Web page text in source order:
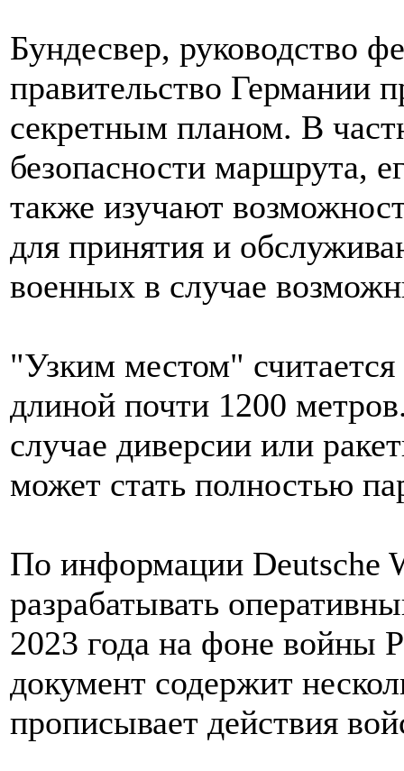
Бундесвер, руководство
правительство Германии
секретным планом. В
безопасности маршрута,
также изучают
для принятия и
военных в случае
"Узким местом"
длиной почти 1200
случае диверсии или
может стать полностью
По информации Deutsche
разрабатывать
2023 года на фоне войны
документ содержит
прописывает действия